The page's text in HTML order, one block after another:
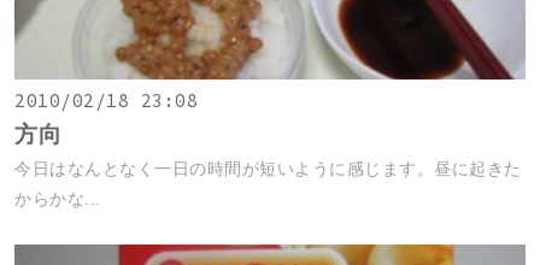
2010/02/18 23:08
方向
今日はなんとなく一日の時間が短いように感じます。昼に起きた
からかな...